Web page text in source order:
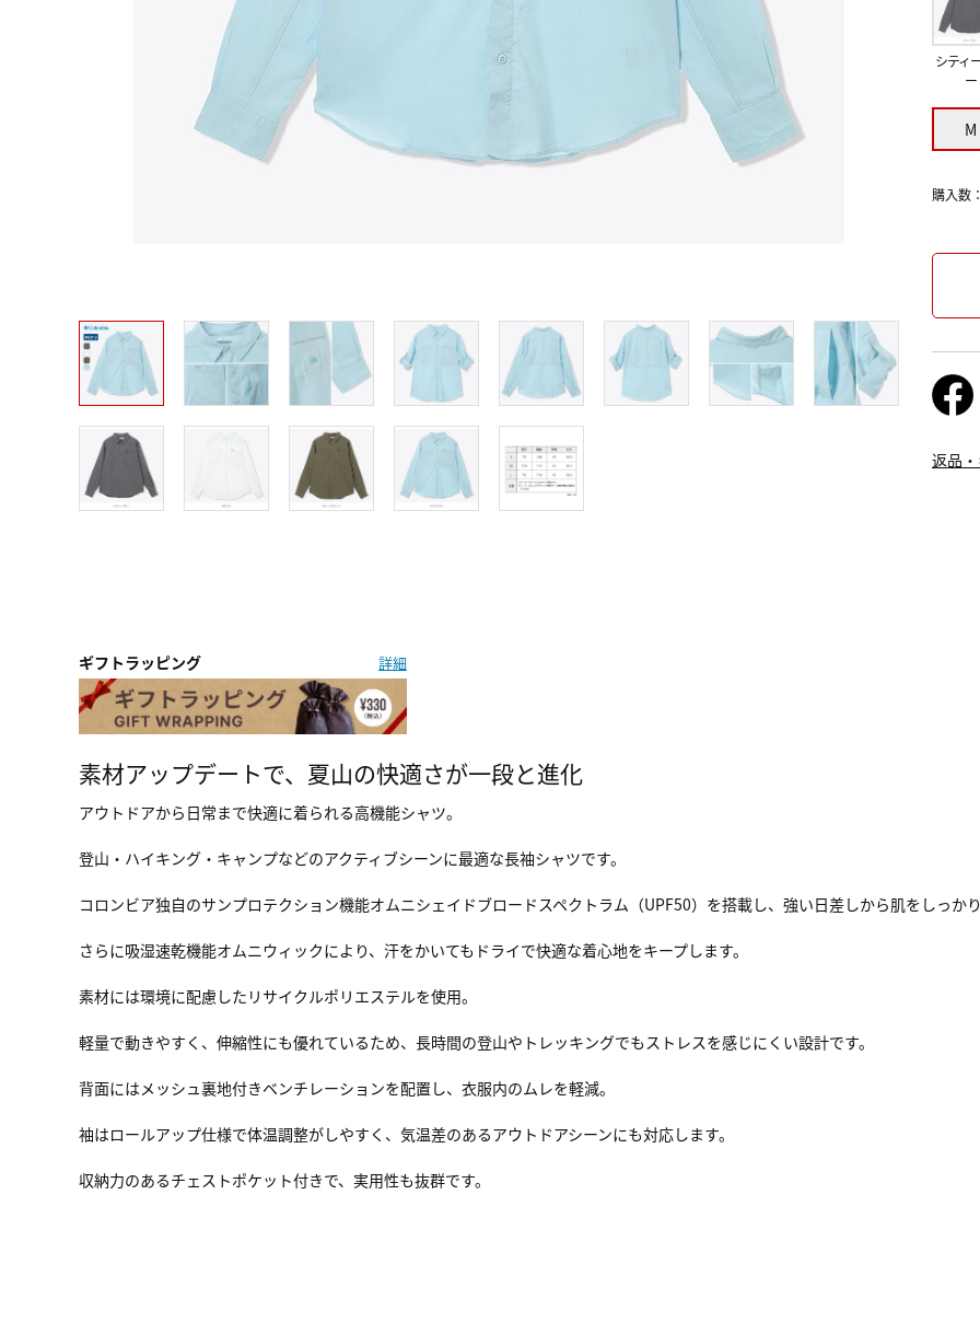
シティ
ー
M
購入数：
返品
ギフトラッピング 詳細
素材アップデートで、夏山の快適さが一段と進化
アウトドアから日常まで快適に着られる高機能シャツ。
登山・ハイキング・キャンプなどのアクティブシーンに最適な長袖シャツです。
コロンビア独自のサンプロテクション機能オムニシェイドブロードスペクトラム（UPF50）を搭載し、強い日差しから肌をしっかり
さらに吸湿速乾機能オムニウィックにより、汗をかいてもドライで快適な着心地をキープします。
素材には環境に配慮したリサイクルポリエステルを使用。
軽量で動きやすく、伸縮性にも優れているため、長時間の登山やトレッキングでもストレスを感じにくい設計です。
背面にはメッシュ裏地付きベンチレーションを配置し、衣服内のムレを軽減。
袖はロールアップ仕様で体温調整がしやすく、気温差のあるアウトドアシーンにも対応します。
収納力のあるチェストポケット付きで、実用性も抜群です。